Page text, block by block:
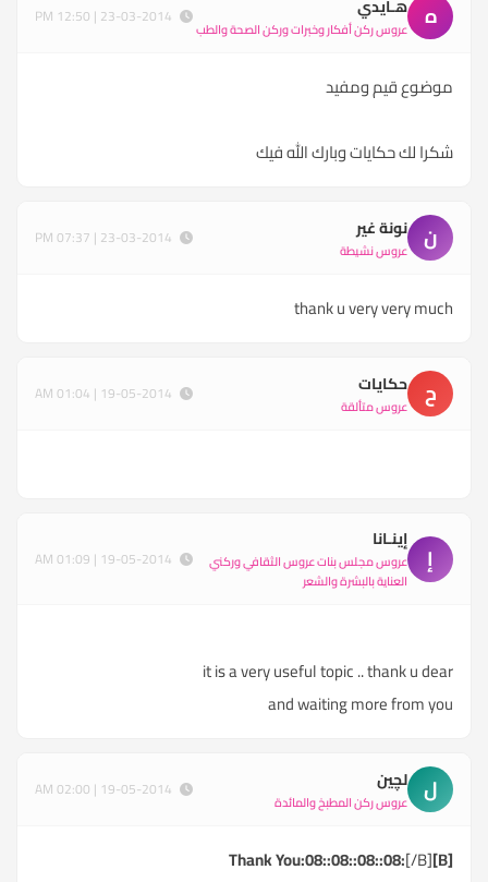
ه هـايدي
عروس ركن أفكار وخبرات وركن الصحة والطب
موضوع قيم ومفيد
شكرا لك حكايات وبارك الله فيك
ن نونة غير
عروس نشيطة
thank u very very much
ح حكايات
عروس متألقة
إ
إينـانا
عروس مجلس بنات عروس الثقافي وركني
العناية بالبشرة والشعر
it is a very useful topic .. thank u dear
and waiting more from you
ل لچين
عروس ركن المطبخ والمائدة
[B]Thank You:08::08::08::08:
[/B]